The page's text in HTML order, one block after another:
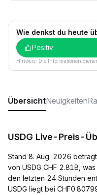
Wie denkst du heute
Positiv
Hinweis: Die Informationen
ÜbersichtNeuigkeiten
USDG Live-Preis-
Stand 8. Aug. 2026
von USDG CHF 2.81B,
den letzten 24 Stunden
USDG liegt bei